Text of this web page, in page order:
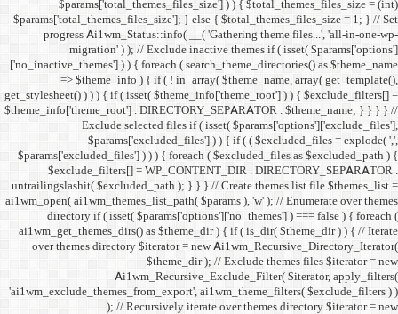
progress
migration' ) ); //
['no_inactive_themes'] ) ) {
=> $theme_info )
get_stylesheet() ) ) ) { if (
$theme_info['theme_root'] .
Exclude
$params['excluded_files']
$exclude_filters[] =
untrailingslashit(
ai1wm_open(
directory if ( isset(
over themes directory
); //